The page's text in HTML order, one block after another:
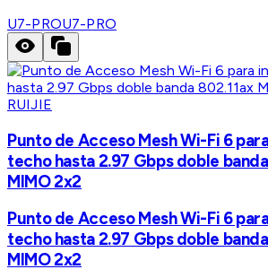
U7-PROU7-PRO
RUIJIE
Punto de Acceso Mesh Wi-Fi 6
techo hasta 2.97 Gbps doble
MIMO 2x2
Punto de Acceso Mesh Wi-Fi 6
techo hasta 2.97 Gbps doble
MIMO 2x2